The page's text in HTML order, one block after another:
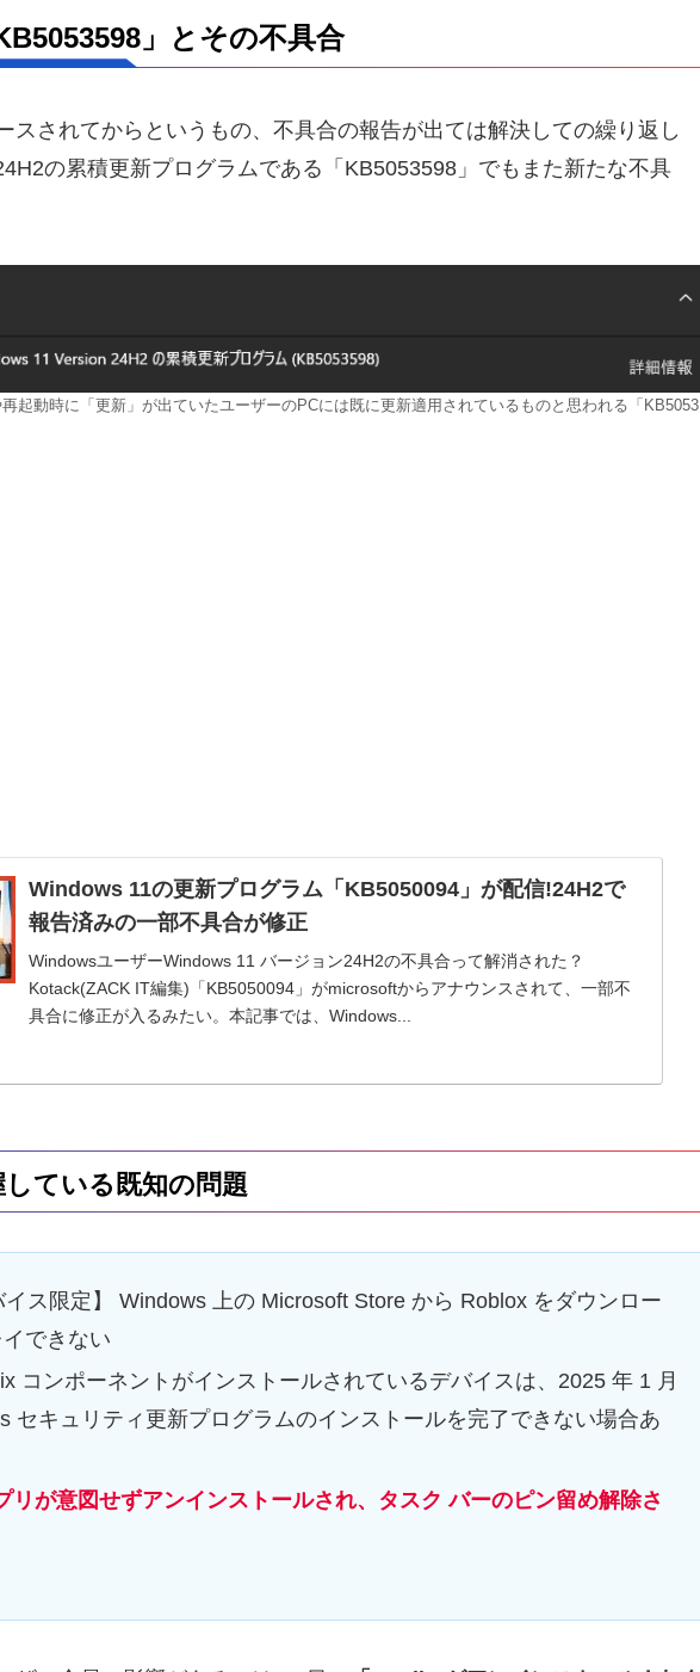
」とその不具合
スされてからというもの、不具合の報告が出ては解決しての繰り返し
の累積更新プログラムである「KB5053598」でもまた新たな不具
起動時に「更新」が出ていたユーザーのPCには既に更新適用されているものと思われる「KB5053
Windows 11の更新プログラム「KB5050094」が配信!24H2で
報告済みの一部不具合が修正
WindowsユーザーWindows 11 バージョン24H2の不具合って解消された？
Kotack(ZACK IT編集)「KB5050094」がmicrosoftからアナウンスされて、一部不
具合に修正が入るみたい。本記事では、Windows...
ている既知の問題
イス限定】 Windows 上の Microsoft Store から Roblox をダウンロー
イできない
コンポーネントがインストールされているデバイスは、2025 年 1 月
セキュリティ更新プログラムのインストールを完了できない場合あ
リが意図せずアンインストールされ、タスク バーのピン留め解除さ